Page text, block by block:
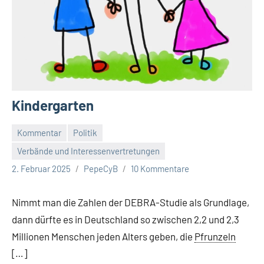
Kindergarten
Kommentar
Politik
Verbände und Interessenvertretungen
2. Februar 2025
PepeCyB 10 Kommentare
Nimmt man die Zahlen der DEBRA-Studie als Grundlage,
dann dürfte es in Deutschland so zwischen 2,2 und 2,3
Millionen Menschen jeden Alters geben, die Pfrunzeln
[…]